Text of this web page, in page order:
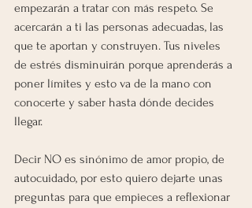
empezarán a tratar con más respeto. Se
acercarán a ti las personas adecuadas, las
que te aportan y construyen. Tus niveles
de estrés disminuirán porque aprenderás a
poner límites y esto va de la mano con
conocerte y saber hasta dónde decides
llegar.
Decir NO es sinónimo de amor propio, de
autocuidado, por esto quiero dejarte unas
preguntas para que empieces a reflexionar